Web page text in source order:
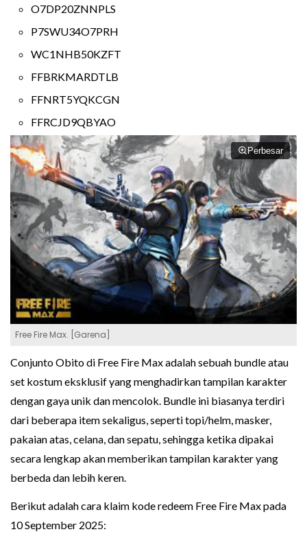
O7DP20ZNNPLS
P7SWU34O7PRH
WC1NHB50KZFT
FFBRKMARDTLB
FFNRT5YQKCGN
FFRCJD9QBYAO
Perbesar
Free Fire Max. [Garena]
Conjunto Obito di Free Fire Max adalah sebuah bundle atau
set kostum eksklusif yang menghadirkan tampilan karakter
dengan gaya unik dan mencolok. Bundle ini biasanya terdiri
dari beberapa item sekaligus, seperti topi/helm, masker,
pakaian atas, celana, dan sepatu, sehingga ketika dipakai
secara lengkap akan memberikan tampilan karakter yang
berbeda dan lebih keren.
Berikut adalah cara klaim kode redeem Free Fire Max pada
10 September 2025: